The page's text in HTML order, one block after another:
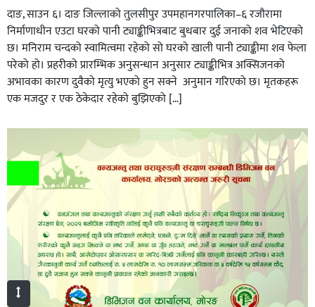
दाङ, साउन ६। दाङ जिल्लाको तुलसीपुर उपमहानगरपालिका–६ रजौरामा
निर्माणाधीन एउटा घरको पानी ट्याङ्कीभित्रबाट बुधबार दुई जनाको शव भेटिएको
छ। मनिराम चन्दको स्वामित्वमा रहेको सो घरको खाली पानी ट्याङ्कीमा शव फेला
परेको हो। प्रहरीकाे प्रारम्भिक अनुसन्धान अनुसार ट्याङ्कीभित्र अक्सिजनको
अभावका कारण दुवैको मृत्यु भएको हुन सक्ने अनुमान गरिएको छ। मृतकहरू
एक मजदुर र एक ठेकेदार रहेको बुझिएको […]